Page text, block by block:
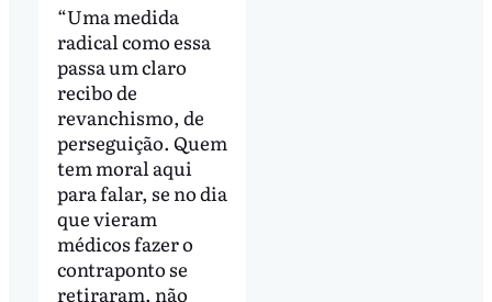
“Uma medida
radical como essa
passa um claro
recibo de
revanchismo, de
perseguição. Quem
tem moral aqui
para falar, se no dia
que vieram
médicos fazer o
contraponto se
retiraram, não